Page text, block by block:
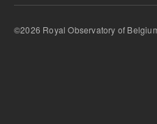
©2026 Royal Observatory of